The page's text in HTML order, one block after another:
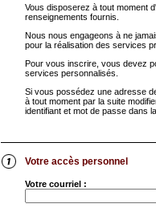
Vous disposerez à tout moment
renseignements fournis.
Nous nous engageons à ne
pour la réalisation des services
Pour vous inscrire, vous devez
services personnalisés.
Si vous possédez une adresse
à tout moment par la suite
identifiant et mot de passe dans
Votre accès personnel
Votre courriel :